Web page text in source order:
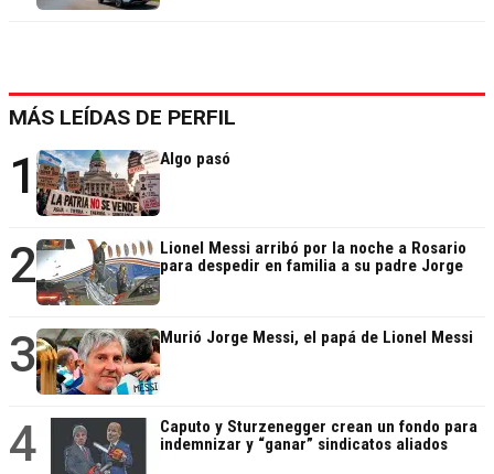
MÁS LEÍDAS DE PERFIL
1 Algo pasó
2
Lionel Messi arribó por la noche a Rosario
para despedir en familia a su padre Jorge
3 Murió Jorge Messi, el papá de Lionel Messi
4
Caputo y Sturzenegger crean un fondo para
indemnizar y “ganar” sindicatos aliados